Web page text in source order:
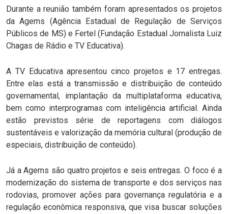
Durante a reunião também foram apresentados os projetos
da Agems (Agência Estadual de Regulação de Serviços
Públicos de MS) e Fertel (Fundação Estadual Jornalista Luiz
Chagas de Rádio e TV Educativa).
A TV Educativa apresentou cinco projetos e 17 entregas.
Entre elas está a transmissão e distribuição de conteúdo
governamental, implantação da multiplataforma educativa,
bem como interprogramas com inteligência artificial. Ainda
estão previstos série de reportagens com diálogos
sustentáveis e valorização da memória cultural (produção de
especiais, distribuição de conteúdo).
Já a Agems são quatro projetos e seis entregas. O foco é a
modernização do sistema de transporte e dos serviços nas
rodovias, promover ações para governança regulatória e a
regulação econômica responsiva, que visa buscar soluções